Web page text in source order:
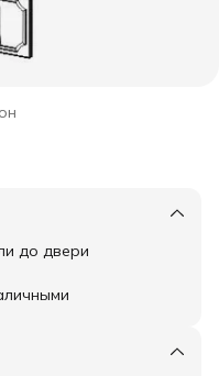
до двери